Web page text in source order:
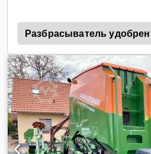
Разбрасыватель